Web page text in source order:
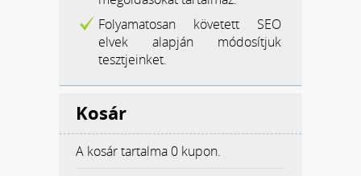
Folyamatosan követett SEO
elvek alapján módosítjuk
tesztjeinket.
Kosár
A kosár tartalma 0 kupon.